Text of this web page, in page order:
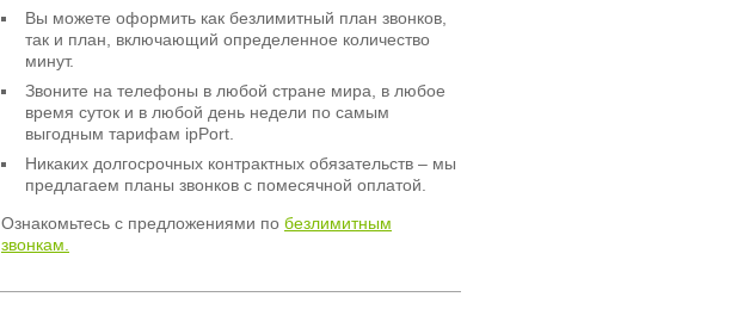
Вы можете оформить как безлимитный план звонков,
так и план, включающий определенное количество
минут.
Звоните на телефоны в любой стране мира, в любое
время суток и в любой день недели по самым
выгодным тарифам ipPort.
Никаких долгосрочных контрактных обязательств – мы
предлагаем планы звонков с помесячной оплатой.
Ознакомьтесь с предложениями по безлимитным
звонкам.